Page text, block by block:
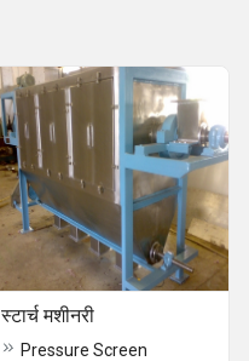
स्टार्च मशीनरी
Pressure Screen